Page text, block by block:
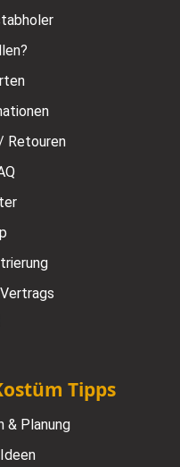
Retouren
Tipps
Planung